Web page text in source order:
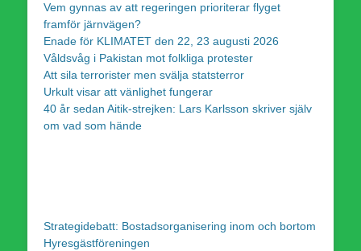
Vem gynnas av att regeringen prioriterar flyget
framför järnvägen?
Enade för KLIMATET den 22, 23 augusti 2026
Våldsvåg i Pakistan mot folkliga protester
Att sila terrorister men svälja statsterror
Urkult visar att vänlighet fungerar
40 år sedan Aitik-strejken: Lars Karlsson skriver själv
om vad som hände
Strategidebatt: Bostadsorganisering inom och bortom
Hyresgästföreningen